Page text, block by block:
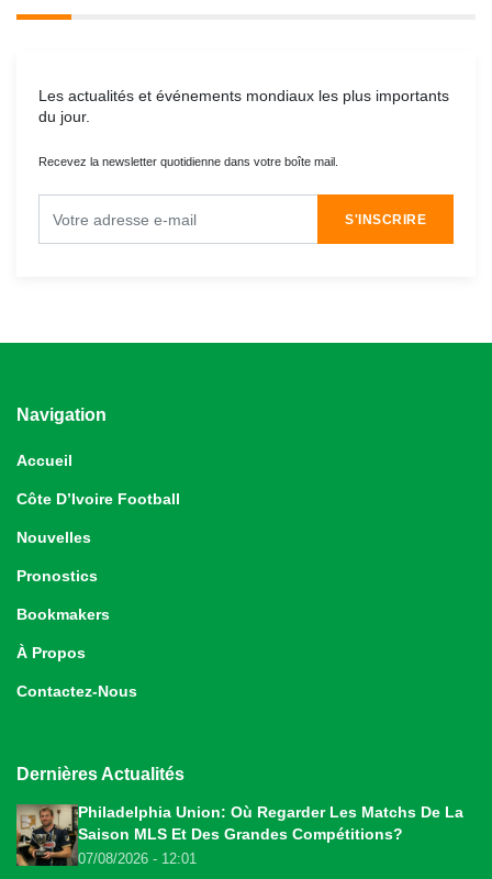
Les actualités et événements mondiaux les plus importants
du jour.
Recevez la newsletter quotidienne dans votre boîte mail.
S'INSCRIRE
Navigation
Accueil
Côte D’Ivoire Football
Nouvelles
Pronostics
Bookmakers
À Propos
Contactez-Nous
Dernières Actualités
Philadelphia Union: Où Regarder Les Matchs De La
Saison MLS Et Des Grandes Compétitions?
07/08/2026 - 12:01